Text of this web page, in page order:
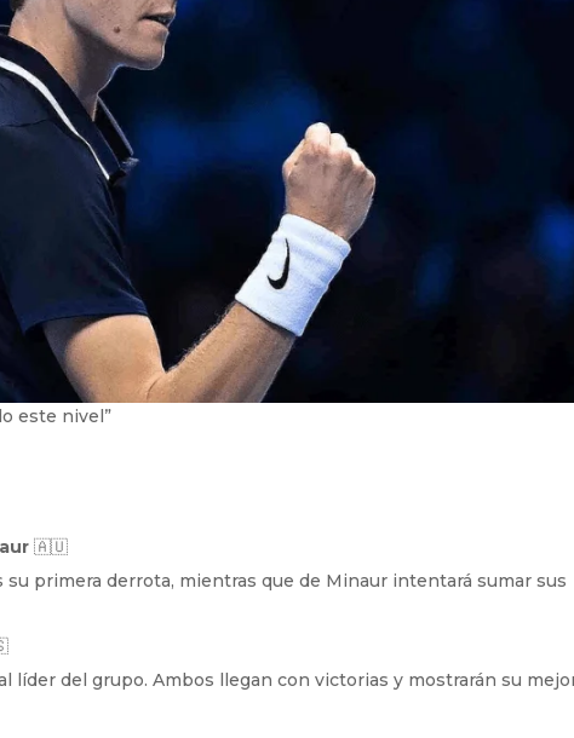
este nivel”
🇦🇺
su primera derrota, mientras que de Minaur intentará sumar sus
líder del grupo. Ambos llegan con victorias y mostrarán su